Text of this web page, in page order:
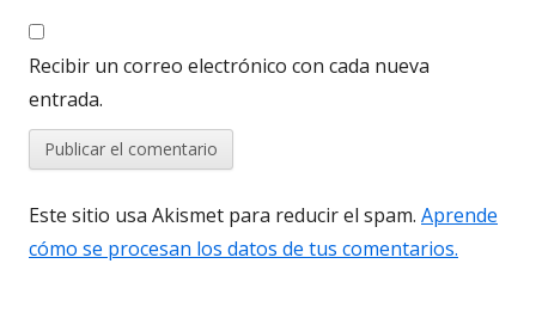
Recibir un correo electrónico con cada nueva
entrada.
Este sitio usa Akismet para reducir el spam. Aprende
cómo se procesan los datos de tus comentarios.